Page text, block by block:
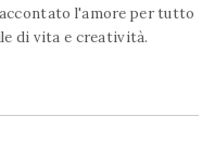
l'amore per tutto
di vita e creatività.